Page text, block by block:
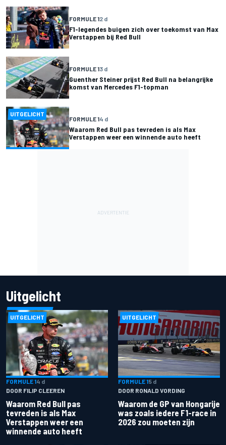
FORMULE 12 d
F1-legendes buigen zich over toekomst van Max
Verstappen bij Red Bull
FORMULE 13 d
Guenther Steiner prijst Red Bull na belangrijke
komst van Mercedes F1-topman
UITGELICHT
FORMULE 14 d
Waarom Red Bull pas tevreden is als Max
Verstappen weer een winnende auto heeft
Uitgelicht
UITGELICHT
FORMULE 14 d
DOOR FILIP CLEEREN
Waarom Red Bull pas
tevreden is als Max
Verstappen weer een
winnende auto heeft
UITGELICHT
FORMULE 15 d
DOOR RONALD VORDING
Waarom de GP van Hongarije
was zoals iedere F1-race in
2026 zou moeten zijn